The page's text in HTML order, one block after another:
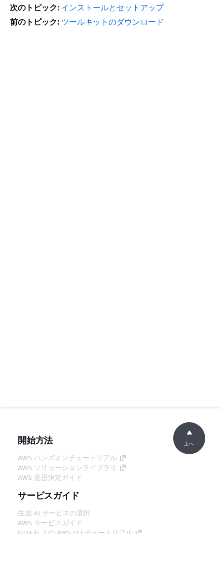
次のトピック: インストールとセットアップ
前のトピック: ツールキットのダウンロード
開始方法
AWS ハンズオンチュートリアル
AWS ソリューションライブラリ
AWS 意思決定ガイド
サービスガイド
生成 AI サービスの選択
AWS サービスガイド
GitHub 上の AWS CLI チュートリアル
上へ